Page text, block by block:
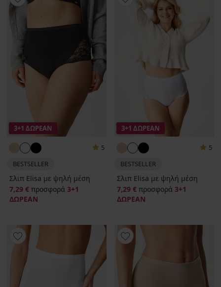
3+1 ΔΩΡΕΑΝ
5
BESTSELLER
Σλιπ Elisa με ψηλή μέση
7,29 € προσφορά 3+1
ΔΩΡΕΑΝ
3+1 ΔΩΡΕΑΝ
5
BESTSELLER
Σλιπ Elisa με ψηλή μέση
7,29 € προσφορά 3+1
ΔΩΡΕΑΝ